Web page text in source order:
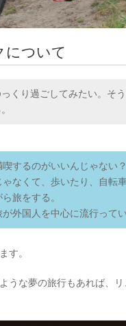
について
くり過ごしてみたい。そ
するのがいいんじゃない？
なくて、歩いたり、自転
旅をする。
外国人を中心に流行って
す。
うな夢の旅行もあれば、